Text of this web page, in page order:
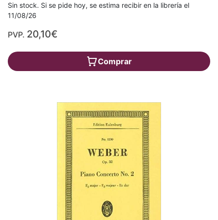
Sin stock. Si se pide hoy, se estima recibir en la librería el
11/08/26
PVP. 20,10€
Comprar